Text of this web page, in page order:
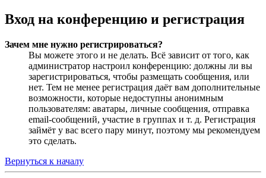
Вход на конференцию и регистрация
Зачем мне нужно регистрироваться?
Вы можете этого и не делать. Всё зависит от того, как
администратор настроил конференцию: должны ли вы
зарегистрироваться, чтобы размещать сообщения, или
нет. Тем не менее регистрация даёт вам дополнительные
возможности, которые недоступны анонимным
пользователям: аватары, личные сообщения, отправка
email-сообщений, участие в группах и т. д. Регистрация
займёт у вас всего пару минут, поэтому мы рекомендуем
это сделать.
Вернуться к началу